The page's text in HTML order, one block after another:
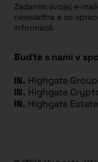
Zadaním svojej e-
newslettra a so
informácií.
Buďte s nami v
IN. Highgate Group
IN. Highgate
IN. Highgate